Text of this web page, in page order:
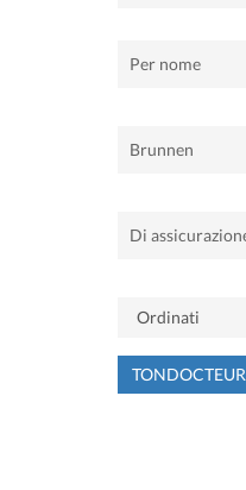
TONDOCTEUR